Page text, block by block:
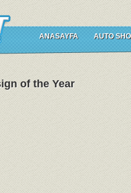
ANASAYFA AUTO
of the Year